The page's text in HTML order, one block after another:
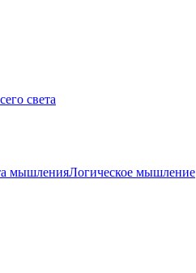
света
мышленияЛогическое мышление